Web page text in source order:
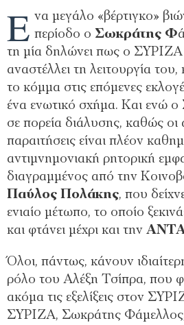
Έ να μεγάλο «βέρτιγκο»
περίοδο ο Σωκράτης Φ
τη μία δηλώνει πως ο ΣΥΡΙΖΑ
αναστέλλει τη λειτουργία
το κόμμα στις επόμενες
ένα ενωτικό σχήμα. Και ενώ
σε πορεία διάλυσης, καθώς οι
παραιτήσεις είναι πλέον
αντιμνημονιακή ρητορική
διαγραμμένος από την
Παύλος Πολάκης, που
ενιαίο μέτωπο, το οποίο
και φτάνει μέχρι και την
Όλοι, πάντως, κάνουν
ρόλο του Αλέξη Τσίπρα, που
ακόμα τις εξελίξεις στον
ΣΥΡΙΖΑ, Σωκράτης